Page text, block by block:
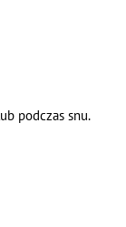
podczas snu.